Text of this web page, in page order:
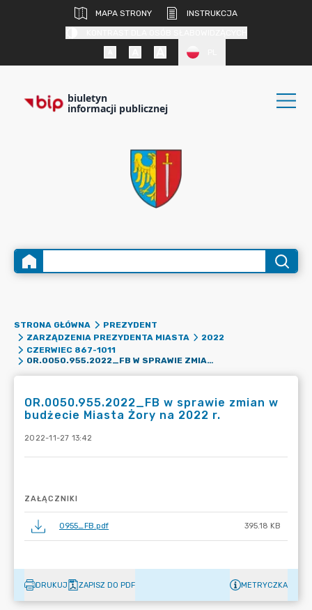
MAPA STRONY
INSTRUKCJA
biuletyn
informacji publicznej
STRONA GŁÓWNA
PREZYDENT
ZARZĄDZENIA PREZYDENTA MIASTA
2022
CZERWIEC 867-1011
OR.0050.955.2022_FB W SPRAWIE ZMIAN W BUDŻECIE MIASTA ŻORY NA 2022 R.
OR.0050.955.2022_FB w sprawie zmian w
budżecie Miasta Żory na 2022 r.
2022-11-27 13:42
ZAŁĄCZNIKI
0955_FB.pdf 395.18 KB
DRUKUJ ZAPISZ DO PDF METRYCZKA